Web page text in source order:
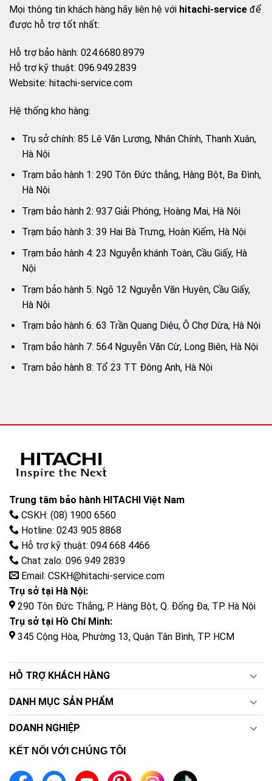
Mọi thông tin khách hàng hãy liên hệ với hitachi-service để
được hỗ trợ tốt nhất:
Hỗ trợ bảo hành: 024.6680.8979
Hỗ trợ kỹ thuật: 096.949.2839
Website: hitachi-service.com
Hệ thống kho hàng:
Trụ sở chính: 85 Lê Văn Lương, Nhân Chính, Thanh Xuân,
Hà Nội
Trạm bảo hành 1: 290 Tôn Đức thắng, Hàng Bột, Ba Đình,
Hà Nội
Trạm bảo hành 2: 937 Giải Phóng, Hoàng Mai, Hà Nội
Trạm bảo hành 3: 39 Hai Bà Trưng, Hoàn Kiếm, Hà Nội
Trạm bảo hành 4: 23 Nguyễn khánh Toàn, Cầu Giấy, Hà
Nội
Trạm bảo hành 5: Ngõ 12 Nguyễn Văn Huyên, Cầu Giấy,
Hà Nội
Trạm bảo hành 6: 63 Trần Quang Diệu, Ô Chợ Dừa, Hà Nội
Trạm bảo hành 7: 564 Nguyễn Văn Cừ, Long Biên, Hà Nội
Trạm bảo hành 8: Tổ 23 TT Đông Anh, Hà Nội
Trung tâm bảo hành HITACHI Việt Nam
CSKH: (08) 1900 6560
Hotline: 0243 905 8868
Hỗ trợ kỹ thuật: 094 668 4466
Chat zalo: 096 949 2839
Email: CSKH@hitachi-service.com
Trụ sở tại Hà Nội:
290 Tôn Đức Thắng, P. Hàng Bột, Q. Đống Đa, TP. Hà Nội
Trụ sở tại Hồ Chí Minh:
345 Cộng Hòa, Phường 13, Quận Tân Bình, TP. HCM
HỖ TRỢ KHÁCH HÀNG
DANH MỤC SẢN PHẨM
DOANH NGHIỆP
KẾT NỐI VỚI CHÚNG TÔI